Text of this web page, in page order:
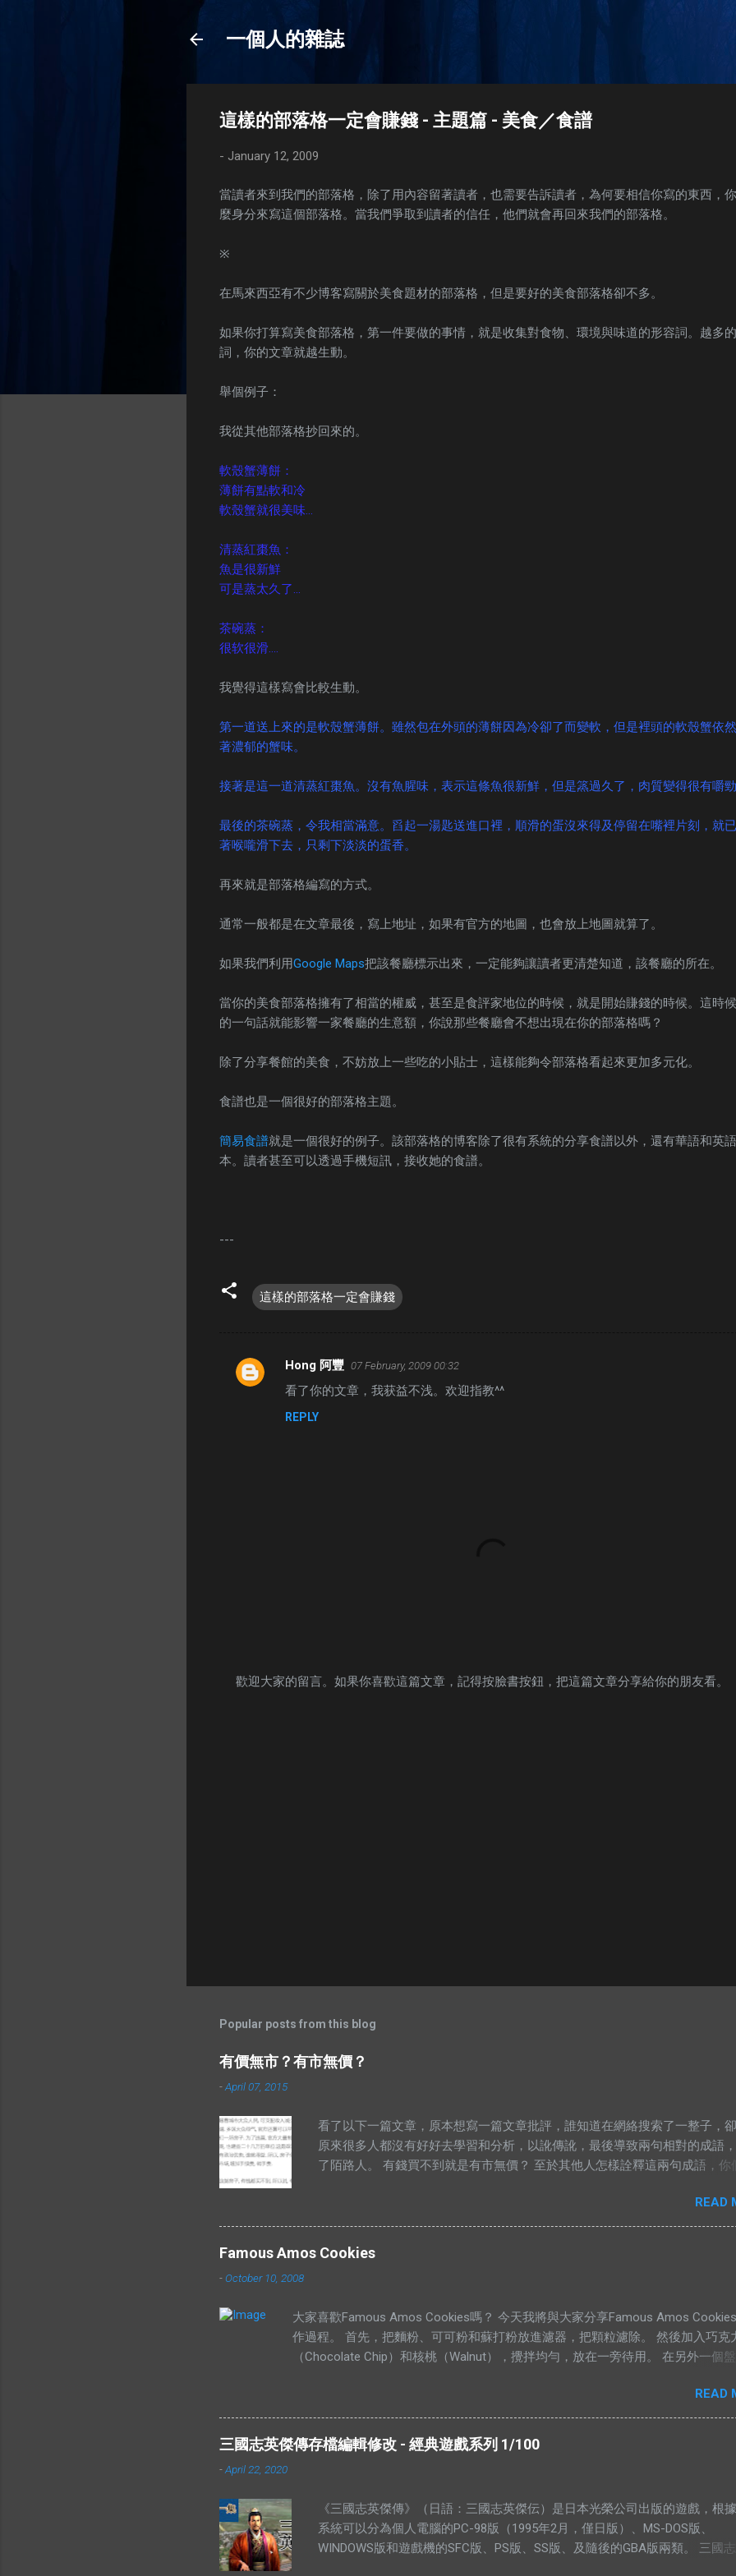
一個人的雜誌
這樣的部落格一定會賺錢 - 主題篇 - 美食／食譜
- January 12, 2009
當讀者來到我們的部落格，除了用內容留著讀者，也需要告訴讀者，為何要相信你寫的東西，
麼身分來寫這個部落格。當我們爭取到讀者的信任，他們就會再回來我們的部落格。
※
在馬來西亞有不少博客寫關於美食題材的部落格，但是要好的美食部落格卻不多。
如果你打算寫美食部落格，第一件要做的事情，就是收集對食物、環境與味道的形容詞。越多
詞，你的文章就越生動。
舉個例子：
我從其他部落格抄回來的。
軟殼蟹薄餅：
薄餅有點軟和冷
軟殼蟹就很美味...
清蒸紅棗魚：
魚是很新鮮
可是蒸太久了...
茶碗蒸：
很软很滑....
我覺得這樣寫會比較生動。
第一道送上來的是軟殼蟹薄餅。雖然包在外頭的薄餅因為冷卻了而變軟，但是裡頭的軟殼蟹依
著濃郁的蟹味。
接著是這一道清蒸紅棗魚。沒有魚腥味，表示這條魚很新鮮，但是篜過久了，肉質變得很有嚼
最後的茶碗蒸，令我相當滿意。舀起一湯匙送進口裡，順滑的蛋沒來得及停留在嘴裡片刻，就
著喉嚨滑下去，只剩下淡淡的蛋香。
再來就是部落格編寫的方式。
通常一般都是在文章最後，寫上地址，如果有官方的地圖，也會放上地圖就算了。
如果我們利用Google Maps把該餐廳標示出來，一定能夠讓讀者更清楚知道，該餐廳的所在。
當你的美食部落格擁有了相當的權威，甚至是食評家地位的時候，就是開始賺錢的時候。這時
的一句話就能影響一家餐廳的生意額，你說那些餐廳會不想出現在你的部落格嗎？
除了分享餐館的美食，不妨放上一些吃的小貼士，這樣能夠令部落格看起來更加多元化。
食譜也是一個很好的部落格主題。
簡易食譜就是一個很好的例子。該部落格的博客除了很有系統的分享食譜以外，還有華語和英
本。讀者甚至可以透過手機短訊，接收她的食譜。
---
這樣的部落格一定會賺錢
C
Hong 阿豐 07 February, 2009 00:32
看了你的文章，我获益不浅。欢迎指教^^
REPLY
歡迎大家的留言。如果你喜歡這篇文章，記得按臉書按鈕，把這篇文章分享給你的朋友看。
Popular posts from this blog
有價無市？有市無價？
-April 07, 2015
看了以下一篇文章，原本想寫一篇文章批評，誰知道在網絡搜索了一整子，
原來很多人都沒有好好去學習和分析，以訛傳訛，最後導致兩句相對的成語
了陌路人。 有錢買不到就是有市無價？ 至於其他人怎樣詮釋這兩句成語，你
句成語中，“價”和“市”應該是指同樣的東西。可是有些解釋把“有價無市”的“價
釋為高價，而“市”解釋為供應，於是有人就說：“有價無市就是說有人願意出
卻沒有供應。”如果按照這個邏輯，“有市無價”就等於有供應，卻無高價。如
理 有人解釋說：有市無價，指的是這樣東西很好，大家都想買，但是並沒有
賣。他舉的例子是：一個地方的二手屋很好大家都想買，可是住在那的人都
賣。你有見過搶手的貨物，沒有供應的嗎？ 2012年9月，侯志強（上水鄉委
我們都知道祠堂的崇高地位，他卻說只要價錢對，他不介意賣給你。 所以你
很多人搶著購買的東西，會完全沒有人願意賣？ ※ 我認為“有價無市”和“有市
價”這兩句成語，應該這樣詮釋。 由於這兩句成語是相對的，所以在這兩句成
多這類的例子。在市中心的產業，通常就是有價無市。產業的標價很高（價
為地理環境和交通方便相對提高），但是有能力、有意願買的人少之又少。
品、著名藝術家的作品等等也是這樣，它們的價格高昂，市場所需與一般的
READ
Famous Amos Cookies
-October 10, 2008
大家喜歡Famous Amos Cookies嗎？ 今天我將與大家分享Famous Amos
作過程。 首先，把麵粉、可可粉和蘇打粉放進濾器，把顆粒濾除。 然後加入巧克
（Chocolate Chip）和核桃（Walnut），攪拌均勻，放在一旁待用。 在另外一個
定要順時鐘旋轉。 加入香精，繼續攪拌。 加入雞蛋，繼續攪拌。 當所有材料攪
以後，我們可以加入之前的面紛混合物。 攪拌五分鐘，或者直到麵糰有一點結實
然後就可以造型，放到烤盤上，放進烤箱裡烤。時間的長短，需要視餅乾的大小
像一下的大小，時間需要比較長。 像下面這個形狀，需要的時間比較短。 這個就
妳的生日，我知道我沒有那個緣分，未能夠親手送上這些我親手製作的禮物給妳
送上我最真誠的祝福： 生日快樂。 --- 相關文章： Famous Amos Cookies進階
READ
三國志英傑傳存檔編輯修改 - 經典遊戲系列 1/100
-April 22, 2020
《三國志英傑傳》（日語：三國志英傑伝）是日本光榮公司出版的遊戲，根
系統可以分為個人電腦的PC-98版（1995年2月，僅日版）、MS-DOS版、
WINDOWS版和遊戲機的SFC版、PS版、SS版、及隨後的GBA版兩類。 三國